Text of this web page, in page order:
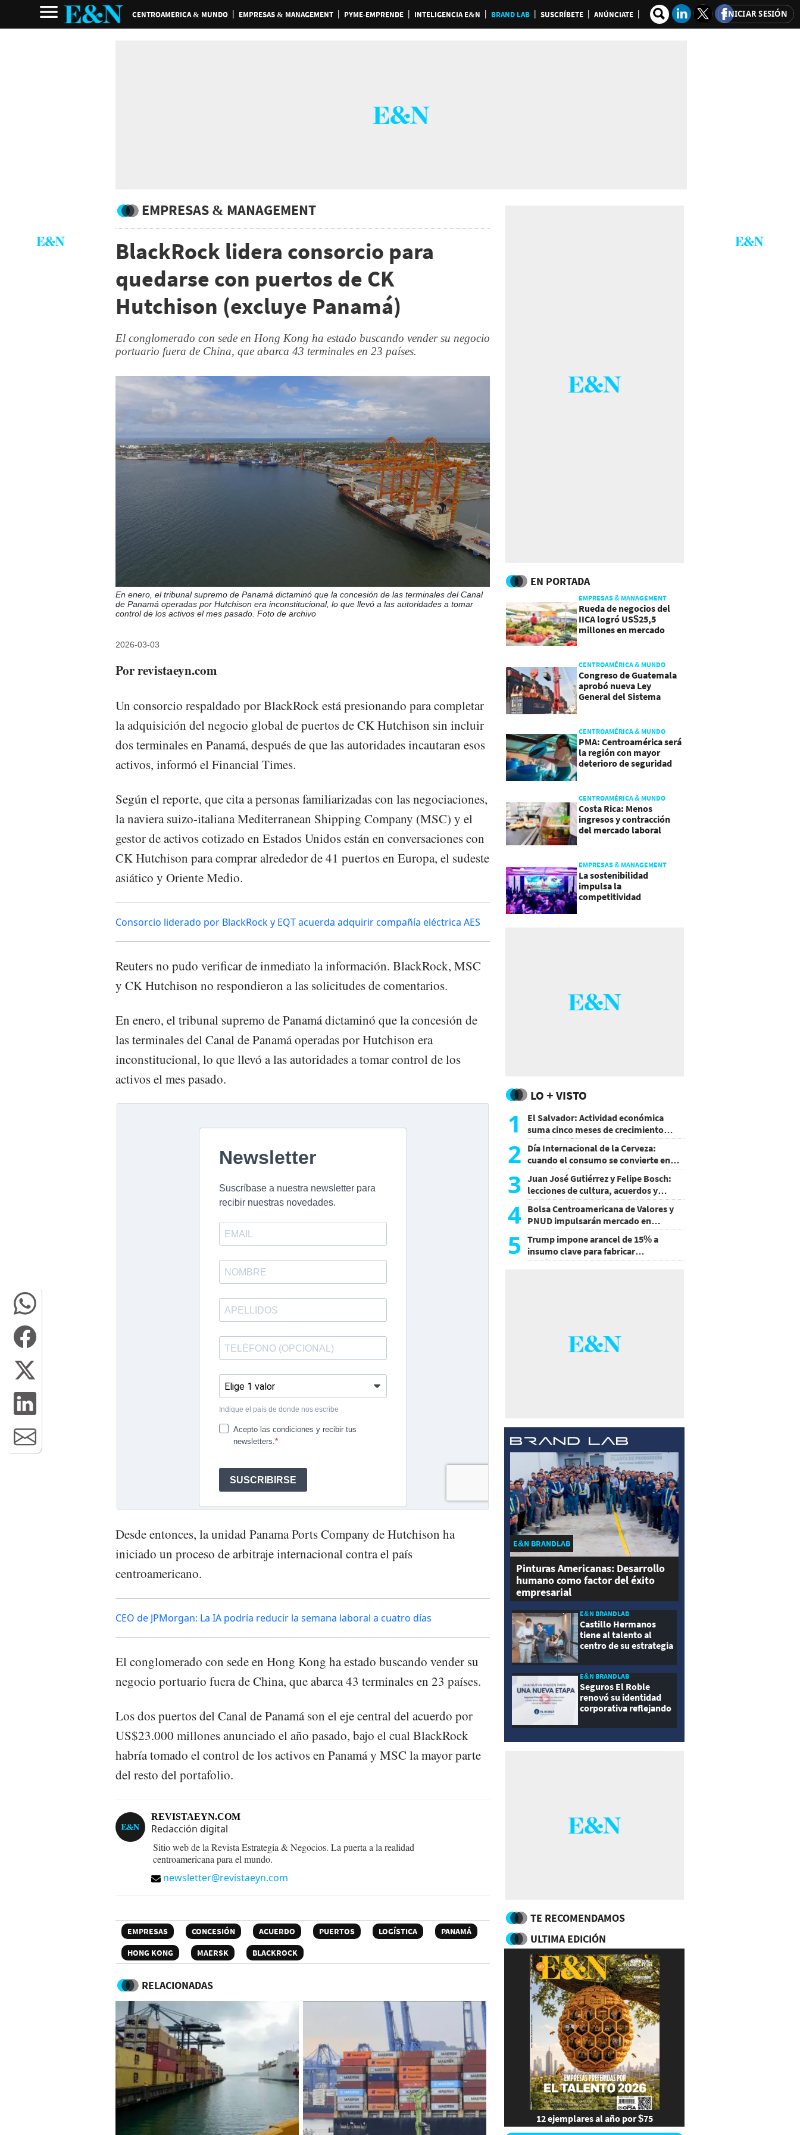
CENTROAMERICA & MUNDO EMPRESAS & MANAGEMENT PYME-EMPRENDE INTELIGENCIA E&N BRAND LAB SUSCRÍBETE ANÚNCIATE INICIAR SESIÓN
EMPRESAS & MANAGEMENT
BlackRock lidera consorcio para
quedarse con puertos de CK
Hutchison (excluye Panamá)
El conglomerado con sede en Hong Kong ha estado buscando vender su negocio
portuario fuera de China, que abarca 43 terminales en 23 países.
En enero, el tribunal supremo de Panamá dictaminó que la concesión de las terminales del Canal
de Panamá operadas por Hutchison era inconstitucional, lo que llevó a las autoridades a tomar
control de los activos el mes pasado. Foto de archivo
2026-03-03
Por revistaeyn.com
Un consorcio respaldado por BlackRock está presionando para completar
la adquisición del negocio global de puertos de CK Hutchison sin incluir
dos terminales en Panamá, después de que las autoridades incautaran esos
activos, informó el Financial Times.
Según el reporte, que cita a personas familiarizadas con las negociaciones,
la naviera suizo-italiana Mediterranean Shipping Company (MSC) y el
gestor de activos cotizado en Estados Unidos están en conversaciones con
CK Hutchison para comprar alrededor de 41 puertos en Europa, el sudeste
asiático y Oriente Medio.
Consorcio liderado por BlackRock y EQT acuerda adquirir compañía eléctrica AES
Reuters no pudo verificar de inmediato la información. BlackRock, MSC
y CK Hutchison no respondieron a las solicitudes de comentarios.
En enero, el tribunal supremo de Panamá dictaminó que la concesión de
las terminales del Canal de Panamá operadas por Hutchison era
inconstitucional, lo que llevó a las autoridades a tomar control de los
activos el mes pasado.
Desde entonces, la unidad Panama Ports Company de Hutchison ha
iniciado un proceso de arbitraje internacional contra el país
centroamericano.
CEO de JPMorgan: La IA podría reducir la semana laboral a cuatro días
El conglomerado con sede en Hong Kong ha estado buscando vender su
negocio portuario fuera de China, que abarca 43 terminales en 23 países.
Los dos puertos del Canal de Panamá son el eje central del acuerdo por
US$23.000 millones anunciado el año pasado, bajo el cual BlackRock
habría tomado el control de los activos en Panamá y MSC la mayor parte
del resto del portafolio.
REVISTAEYN.COM
Redacción digital
Sitio web de la Revista Estrategia & Negocios. La puerta a la realidad
centroamericana para el mundo.
newsletter@revistaeyn.com
EMPRESAS CONCESIÓN ACUERDO PUERTOS LOGÍSTICA
PANAMÁ
HONG KONG
MAERSK BLACKROCK
RELACIONADAS
EN PORTADA
EMPRESAS & MANAGEMENT
Rueda de negocios del
IICA logró US$25,5
millones en mercado
CENTROAMÉRICA & MUNDO
Congreso de Guatemala
aprobó nueva Ley
General del Sistema
CENTROAMÉRICA & MUNDO
PMA: Centroamérica será
la región con mayor
deterioro de seguridad
CENTROAMÉRICA & MUNDO
Costa Rica: Menos
ingresos y contracción
del mercado laboral
EMPRESAS & MANAGEMENT
La sostenibilidad
impulsa la
competitividad
LO + VISTO
1
El Salvador: Actividad económica
suma cinco meses de crecimiento
arriba de 4%
2 Día Internacional de la Cerveza:
cuando el consumo se convierte en
experiencia
3 Juan José Gutiérrez y Felipe Bosch:
lecciones de cultura, acuerdos y
decisiones sin miedo
4 Bolsa Centroamericana de Valores y
PNUD impulsarán mercado en
Honduras
5
Trump impone arancel de 15% a
insumo clave para fabricar
semiconductores y paneles
E&N BRANDLAB
Pinturas Americanas: Desarrollo
humano como factor del éxito
empresarial
E&N BRANDLAB
Castillo Hermanos
tiene al talento al
centro de su estrategia
E&N BRANDLAB
Seguros El Roble
renovó su identidad
corporativa reflejando
modernidad
TE RECOMENDAMOS
ULTIMA EDICIÓN
12 ejemplares al año por $75